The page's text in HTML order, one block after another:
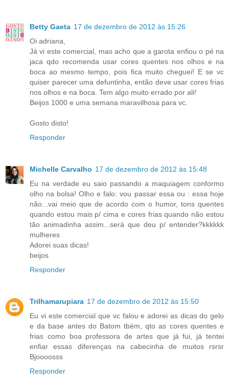
Betty Gaeta 17 de dezembro de 2012 às 15:26
Oi adriana,
Já vi este comercial, mas acho que a garota enfiou o pé na
jaca qdo recomenda usar cores quentes nos olhos e na
boca ao mesmo tempo, pois fica muito cheguei! E se vc
quiser parecer uma defuntinha, então deve usar cores frias
nos olhos e na boca. Tem algo muito errado por ali!
Beijos 1000 e uma semana maravilhosa para vc.
Gosto disto!
Responder
Michelle Carvalho 17 de dezembro de 2012 às 15:48
Eu na verdade eu saio passando a maquiagem conformo
olho na bolsa! Olho e falo: vou passar essa ou : essa hoje
não...vai meio que de acordo com o humor, tons quentes
quando estou mais p/ cima e cores frias quando não estou
tão animadinha assim...será que deu p/ entender?kkkkkk
mulheres
Adorei suas dicas!
beijos
Responder
Trilhamarupiara 17 de dezembro de 2012 às 15:50
Eu vi este comercial que vc falou e adorei as dicas do gelo
e da base antes do Batom tbém, qto as cores quentes e
frias como boa professora de artes que já fui, já tentei
enfiar essas diferenças na cabecinha de muitos rsrsr
Bjoooosss
Responder